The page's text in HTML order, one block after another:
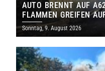
AUTO BRENNT AUF
FLAMMEN GREIFEN
Sonntag, 9. August 2026